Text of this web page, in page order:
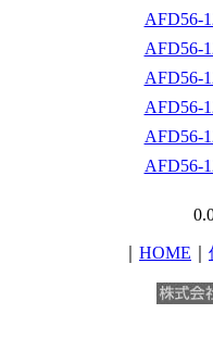
AFD56-
AFD56-
AFD56-
AFD56-
AFD56-
AFD56-
HOME